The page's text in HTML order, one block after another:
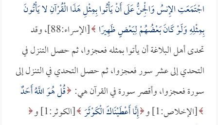
اجْتَمَعَتِ الإِنسُ وَالْجِنُّ عَلَى أَنْ يَأْتُوا بِمِثْلِ هَذَا الْقُرْآنِ لا يَأْتُونَ
بِمِثْلِهِ وَلَوْ كَانَ بَعْضُهُمْ لِبَعْضٍ ظَهِيرًا
[الإسراء:88]، وقد
تحدى أهل البلاغة أن يأتوا بمثله فعجزوا، ثم حصل التنزل في
التحدي إلى عشر سور فعجزوا، ثم حصل التحدي في التنزل إلى
سورة فعجزوا، وأقصر سورة في القرآن هي: قُلْ هُوَ اللَّهُ أَحَدٌ
[الإخلاص:1] و
إِنَّا أَعْطَيْنَاكَ الْكَوْثَرَ [الكوثر:1] و